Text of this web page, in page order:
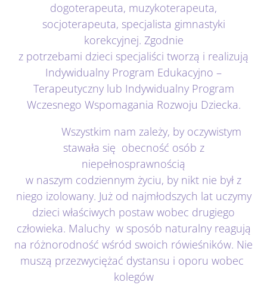
dogoterapeuta, muzykoterapeuta,
socjoterapeuta, specjalista gimnastyki
korekcyjnej. Zgodnie
z potrzebami dzieci specjaliści tworzą i realizują
Indywidualny Program Edukacyjno –
Terapeutyczny lub Indywidualny Program
Wczesnego Wspomagania Rozwoju Dziecka.
Wszystkim nam zależy, by oczywistym
stawała się obecność osób z
niepełnosprawnością
w naszym codziennym życiu, by nikt nie był z
niego izolowany. Już od najmłodszych lat uczymy
dzieci właściwych postaw wobec drugiego
człowieka. Maluchy w sposób naturalny reagują
na różnorodność wśród swoich rówieśników. Nie
muszą przezwyciężać dystansu i oporu wobec
kolegów